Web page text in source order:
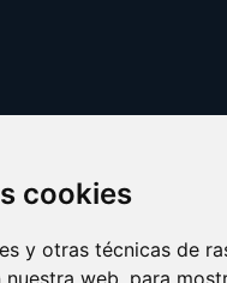
cookies
y otras técnicas de
nuestra web, para